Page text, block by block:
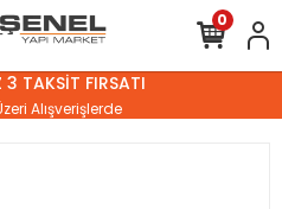
3 TAKSİT FIRSATI
Alışverişlerde
0